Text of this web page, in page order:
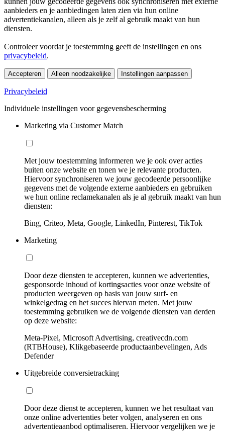
aanbieders en je aanbiedingen laten zien via hun online
advertentiekanalen, alleen als je zelf al gebruik maakt van hun
diensten.
Controleer voordat je toestemming geeft de instellingen en ons
privacybeleid.
Accepteren Alleen noodzakelijke Instellingen aanpassen
Privacybeleid
Individuele instellingen voor gegevensbescherming
Marketing via Customer Match
Met jouw toestemming informeren we je ook over acties
buiten onze website en tonen we je relevante producten.
Hiervoor synchroniseren we jouw gecodeerde persoonlijke
gegevens met de volgende externe aanbieders en gebruiken
we hun online reclamekanalen als je al gebruik maakt van hun
diensten:
Bing, Criteo, Meta, Google, LinkedIn, Pinterest, TikTok
Marketing
Door deze diensten te accepteren, kunnen we advertenties,
gesponsorde inhoud of kortingsacties voor onze website of
producten weergeven op basis van jouw surf- en
winkelgedrag en het succes hiervan meten. Met jouw
toestemming gebruiken we de volgende diensten van derden
op deze website:
Meta-Pixel, Microsoft Advertising, creativecdn.com
(RTBHouse), Klikgebaseerde productaanbevelingen, Ads
Defender
Uitgebreide conversietracking
Door deze dienst te accepteren, kunnen we het resultaat van
onze online advertenties beter volgen, analyseren en ons
advertentieaanbod optimaliseren. Hiervoor vergelijken we je